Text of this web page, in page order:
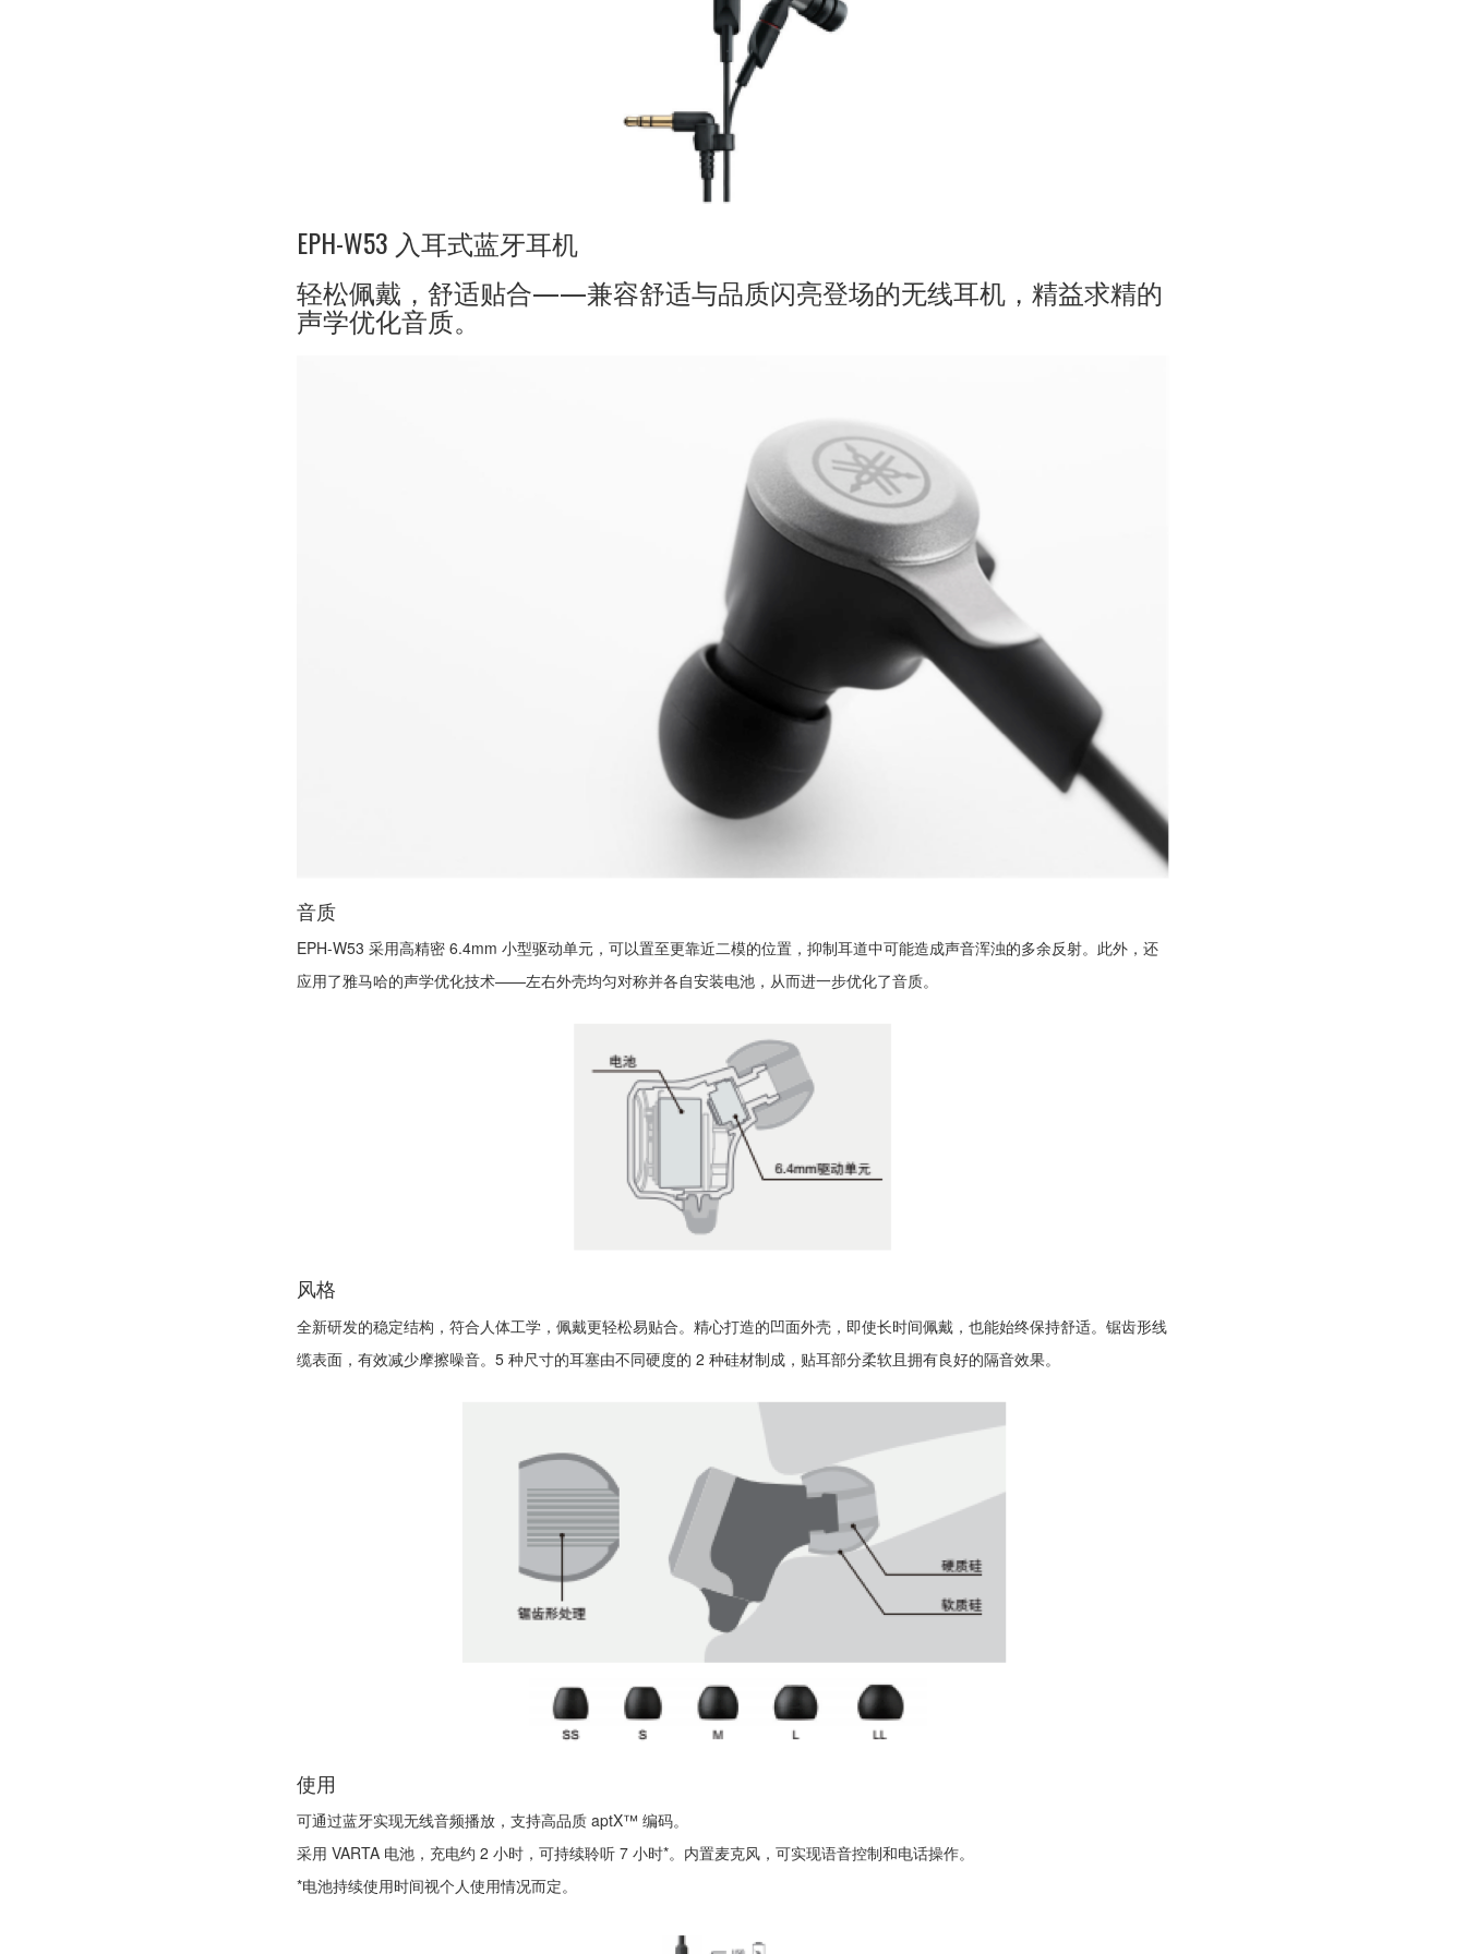
EPH-W53 入耳式蓝牙耳机
轻松佩戴，舒适贴合——兼容舒适与品质闪亮登场的无线耳机，精益求精的
声学优化音质。
音质
EPH-W53 采用高精密 6.4mm 小型驱动单元，可以置至更靠近二模的位置，抑制耳道中可能造成声音浑浊的多余反射。此外，还
应用了雅马哈的声学优化技术——左右外壳均匀对称并各自安装电池，从而进一步优化了音质。
风格
全新研发的稳定结构，符合人体工学，佩戴更轻松易贴合。精心打造的凹面外壳，即使长时间佩戴，也能始终保持舒适。锯齿形线
缆表面，有效减少摩擦噪音。5 种尺寸的耳塞由不同硬度的 2 种硅材制成，贴耳部分柔软且拥有良好的隔音效果。
使用
可通过蓝牙实现无线音频播放，支持高品质 aptX™ 编码。
采用 VARTA 电池，充电约 2 小时，可持续聆听 7 小时*。内置麦克风，可实现语音控制和电话操作。
*电池持续使用时间视个人使用情况而定。